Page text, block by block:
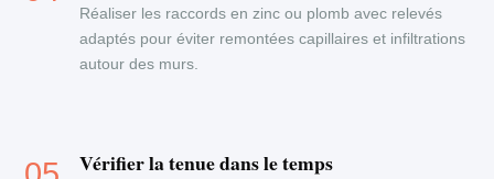
Réaliser les raccords en zinc ou plomb avec relevés
adaptés pour éviter remontées capillaires et infiltrations
autour des murs.
Vérifier la tenue dans le temps